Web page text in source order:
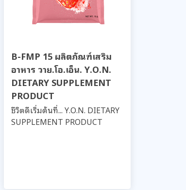
B-FMP 15 ผลิตภัณฑ์เสริม
อาหาร วาย.โอ.เอ็น. Y.O.N.
DIETARY SUPPLEMENT
PRODUCT
ชีวิตดีเริ่มต้นที่... Y.O.N. DIETARY
SUPPLEMENT PRODUCT